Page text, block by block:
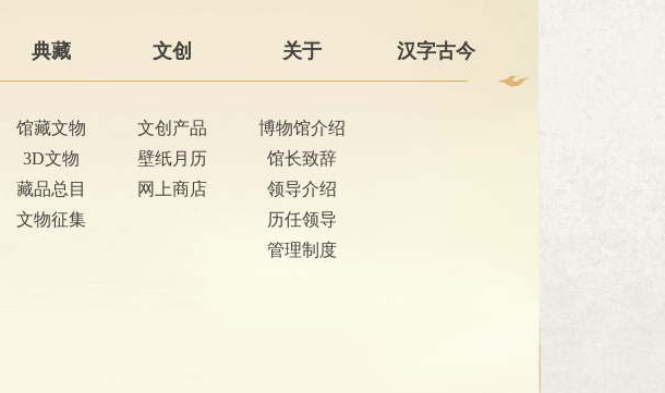
典藏
馆藏文物
3D文物
藏品总目
文物征集
文创
文创产品
壁纸月历
网上商店
关于
博物馆介绍
馆长致辞
领导介绍
历任领导
管理制度
汉字古今